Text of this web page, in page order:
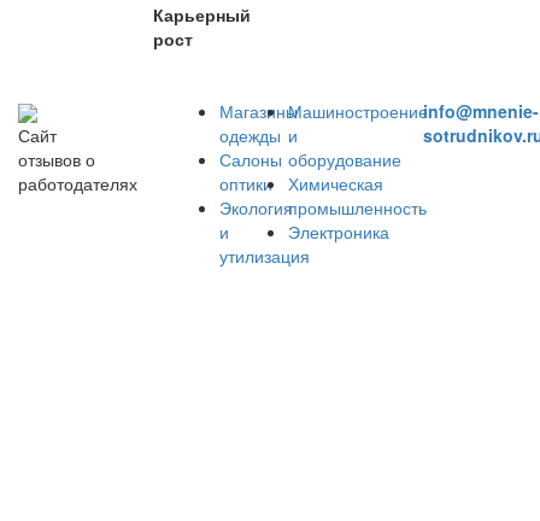
Карьерный
рост
Сайт
отзывов о
работодателях
Магазины
одежды
Салоны
оптики
Экология
и
утилизация
Машиностроение
и
оборудование
Химическая
промышленность
Электроника
info@mnenie-